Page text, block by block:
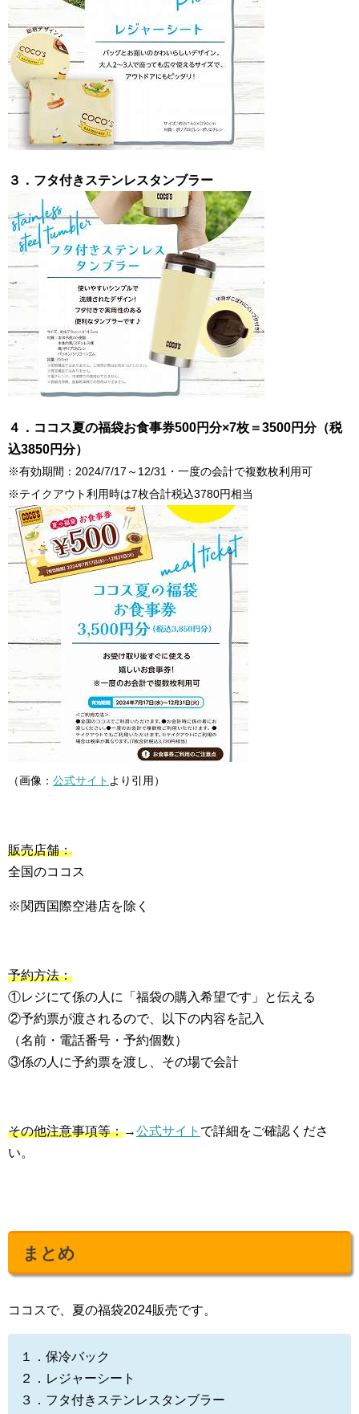
３．フタ付きステンレスタンブラー
４．ココス夏の福袋お食事券500円分×7枚＝3500円分（税
込3850円分）
※有効期間：2024/7/17～12/31・一度の会計で複数枚利用可
※テイクアウト利用時は7枚合計税込3780円相当
（画像： 公式サイト より引用）
販売店舗：
全国のココス
※関西国際空港店を除く
予約方法：
①レジにて係の人に「福袋の購入希望です」と伝える
②予約票が渡されるので、以下の内容を記入
（名前・電話番号・予約個数）
③係の人に予約票を渡し、その場で会計
その他注意事項等：→公式サイト で詳細をご確認くださ
い。
まとめ
ココスで、夏の福袋2024販売です。
１．保冷バック
２．レジャーシート
３．フタ付きステンレスタンブラー